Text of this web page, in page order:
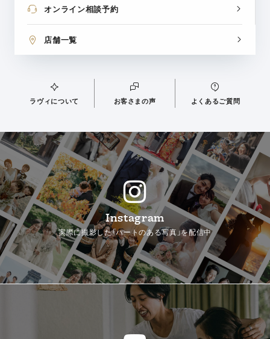
オンライン相談予約
店舗一覧
ラヴィについて お客さまの声 よくあるご質問
Instagram
実際に撮影した「ハートのある写真」を配信中